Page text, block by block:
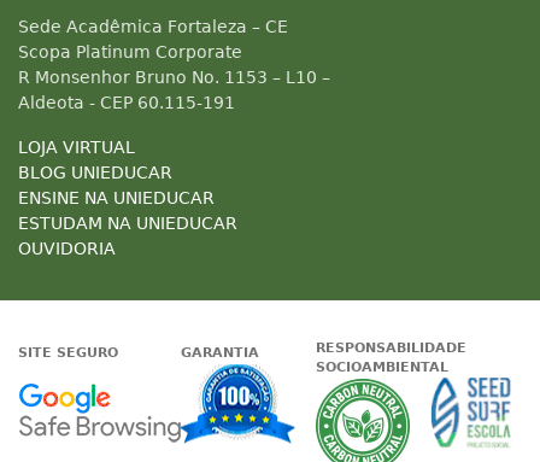
Sede Acadêmica Fortaleza – CE
Scopa Platinum Corporate
R Monsenhor Bruno No. 1153 – L10 –
Aldeota - CEP 60.115-191
LOJA VIRTUAL
BLOG UNIEDUCAR
ENSINE NA UNIEDUCAR
ESTUDAM NA UNIEDUCAR
OUVIDORIA
SITE SEGURO
Google - Status do site no
GARANTIA
Garantia de
RESPONSABILIDADE
SOCIOAMBIENTAL
A